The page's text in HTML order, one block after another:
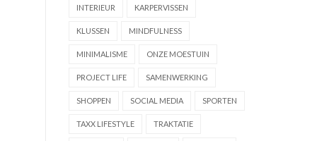
INTERIEUR KARPERVISSEN
KLUSSEN MINDFULNESS
MINIMALISME ONZE MOESTUIN
PROJECT LIFE SAMENWERKING
SHOPPEN SOCIAL MEDIA SPORTEN
TAXX LIFESTYLE TRAKTATIE